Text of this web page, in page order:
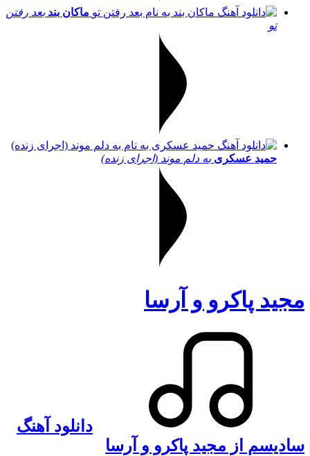
ماکان بند بعد رفتن
تو
حمید عسکری به دلم موند (اجرای زنده)
مجید پاکرو و آرسا
دانلود آهنگ
سادیسم از مجید پاکرو و آرسا